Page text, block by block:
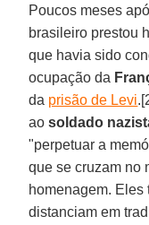
Poucos meses
brasileiro prestou
que havia sido
ocupação da
da prisão de Levi
ao soldado
"perpetuar a
que se cruzam no
homenagem. Eles
distanciam em